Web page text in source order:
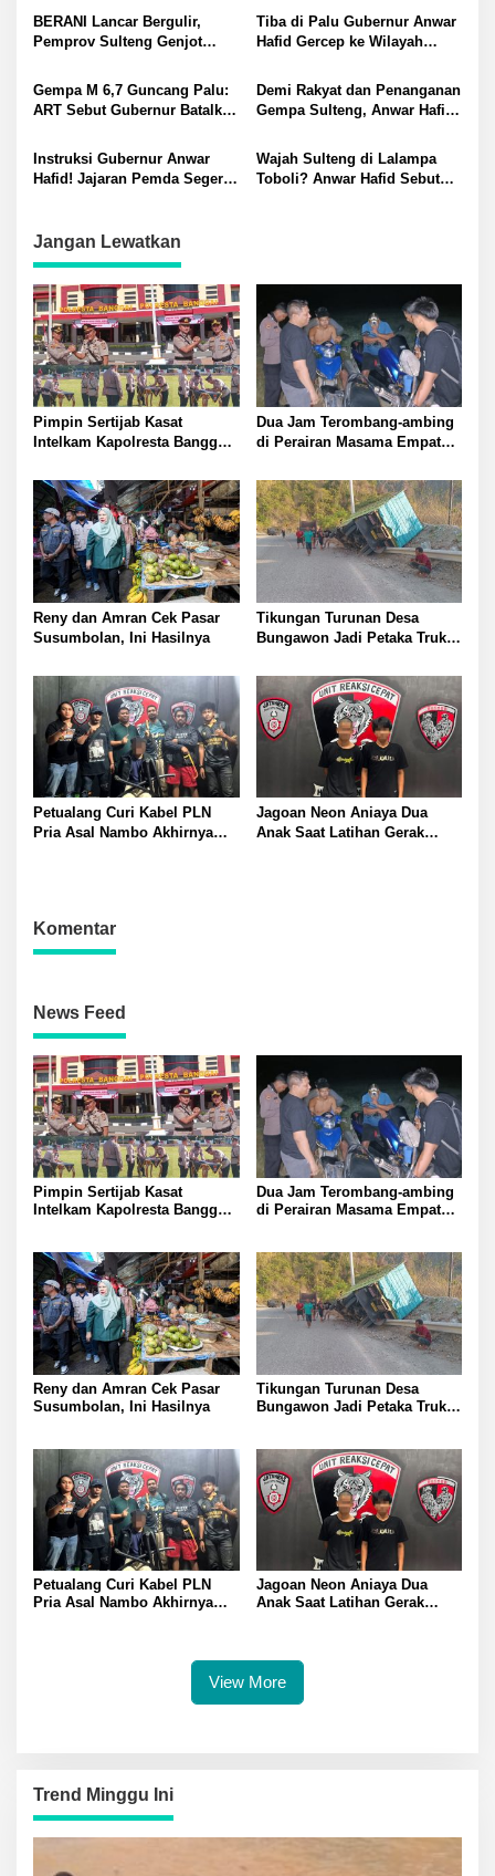
Lingkungan Akibat Limbah
B3 PT QMB dan Berkah
Morowali Sejahtera
Sulteng
BERANI Lancar Bergulir,
Pemprov Sulteng Genjot
di Sejumlah Daerah
Tiba di Palu Gubernur Anwar
Hafid Gercep ke Wilayah
Kebutuhan Dasar Selamatkan
Warga
Gempa M 6,7 Guncang Palu:
ART Sebut Gubernur Batalkan
Pulang ke Sulteng Urus
Warganya
Demi Rakyat dan Penanganan
Gempa Sulteng, Anwar Hafid
di Jakarta
Instruksi Gubernur Anwar
Hafid! Jajaran Pemda Segera
Wajah Sulteng di Lalampa
Toboli? Anwar Hafid Sebut
Jangan Lewatkan
Pimpin Sertijab Kasat
Intelkam Kapolresta Banggai
Pesan Kasat Baru Wajib Jaga
Profesional Responsif dalam
Perkuat Kamtibmas
Dua Jam Terombang-ambing
di Perairan Masama Empat
Selamat
Reny dan Amran Cek Pasar
Susumbolan, Ini Hasilnya
Tikungan Turunan Desa
Bungawon Jadi Petaka Truk
Terperosok dan Rusak Berat
Petualang Curi Kabel PLN
Pria Asal Nambo Akhirnya
Jagoan Neon Aniaya Dua
Anak Saat Latihan Gerak
Komentar
News Feed
Pimpin Sertijab Kasat
Intelkam Kapolresta Banggai
Profesional Responsif dalam
Perkuat Kamtibmas
Dua Jam Terombang-ambing
di Perairan Masama Empat
Reny dan Amran Cek Pasar
Susumbolan, Ini Hasilnya
Tikungan Turunan Desa
Bungawon Jadi Petaka Truk
Petualang Curi Kabel PLN
Pria Asal Nambo Akhirnya
Jagoan Neon Aniaya Dua
Anak Saat Latihan Gerak
View More
Trend Minggu Ini